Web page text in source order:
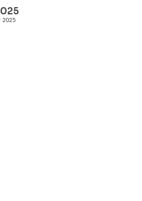
2025